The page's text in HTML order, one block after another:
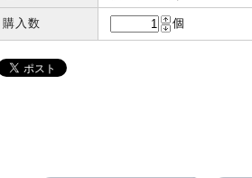
購入数 個